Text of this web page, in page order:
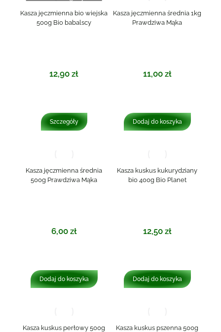
Kasza jęczmienna bio wiejska
500g Bio babalscy
12,90 zł
Szczegóły
Kasza jęczmienna średnia 1kg
Prawdziwa Mąka
11,00 zł
Dodaj do koszyka
Kasza jęczmienna średnia
500g Prawdziwa Mąka
6,00 zł
Dodaj do koszyka
Kasza kuskus kukurydziany
bio 400g Bio Planet
12,50 zł
Dodaj do koszyka
Kasza kuskus perłowy 500g
Kasza kuskus pszenna 500g